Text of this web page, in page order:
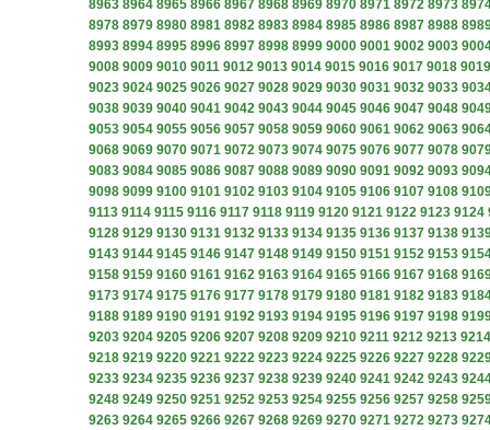
8963 8964 8965 8966 8967 8968 8969 8970 8971 8972 8973
8978 8979 8980 8981 8982 8983 8984 8985 8986 8987 8988
8993 8994 8995 8996 8997 8998 8999 9000 9001 9002 9003
9008 9009 9010 9011 9012 9013 9014 9015 9016 9017 9018 9019
9023 9024 9025 9026 9027 9028 9029 9030 9031 9032 9033
9038 9039 9040 9041 9042 9043 9044 9045 9046 9047 9048
9053 9054 9055 9056 9057 9058 9059 9060 9061 9062 9063
9068 9069 9070 9071 9072 9073 9074 9075 9076 9077 9078
9083 9084 9085 9086 9087 9088 9089 9090 9091 9092 9093
9098 9099 9100 9101 9102 9103 9104 9105 9106 9107 9108
9113 9114 9115 9116 9117 9118 9119 9120 9121 9122 9123 9124
9128 9129 9130 9131 9132 9133 9134 9135 9136 9137 9138
9143 9144 9145 9146 9147 9148 9149 9150 9151 9152 9153
9158 9159 9160 9161 9162 9163 9164 9165 9166 9167 9168
9173 9174 9175 9176 9177 9178 9179 9180 9181 9182 9183
9188 9189 9190 9191 9192 9193 9194 9195 9196 9197 9198
9203 9204 9205 9206 9207 9208 9209 9210 9211 9212 9213 9214
9218 9219 9220 9221 9222 9223 9224 9225 9226 9227 9228
9233 9234 9235 9236 9237 9238 9239 9240 9241 9242 9243
9248 9249 9250 9251 9252 9253 9254 9255 9256 9257 9258
9263 9264 9265 9266 9267 9268 9269 9270 9271 9272 9273